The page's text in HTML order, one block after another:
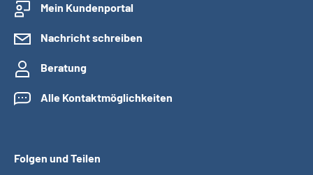
Mein Kundenportal
Nachricht schreiben
Beratung
Alle Kontaktmöglichkeiten
Folgen und Teilen